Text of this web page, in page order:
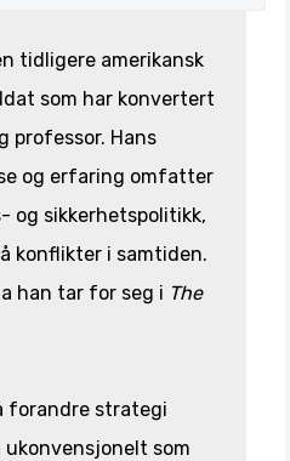
tidligere amerikansk
som har konvertert
professor. Hans
og erfaring omfatter
og sikkerhetspolitikk,
konflikter i samtiden.
han tar for seg i The
forandre strategi
som